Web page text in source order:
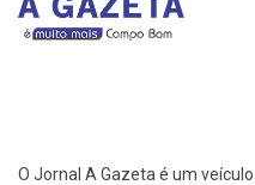
O Jornal A Gazeta é um